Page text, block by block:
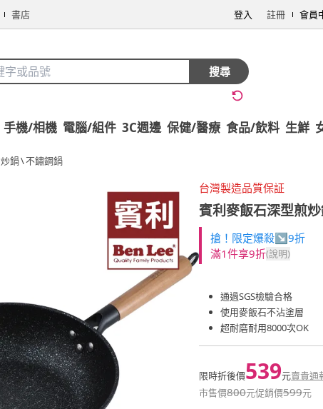
書店 登入 註冊 會員
搜尋
手機/相機 電腦/組件 3C週邊 保健/醫療 食品/飲料 生鮮
炒鍋\不鏽鋼鍋
台灣製造品質保証
賓利麥飯石深型煎
搶！限定爆殺↘9折
滿1件享9折(說明)
通過SGS檢驗合格
使用麥飯石不沾塗層
超耐磨耐用8000次OK
限時折後價539元賣貴通
市售價800元促銷價599元